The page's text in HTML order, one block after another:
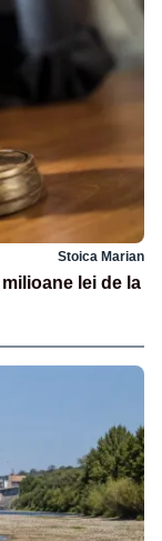
Stoica Marian
lei de la